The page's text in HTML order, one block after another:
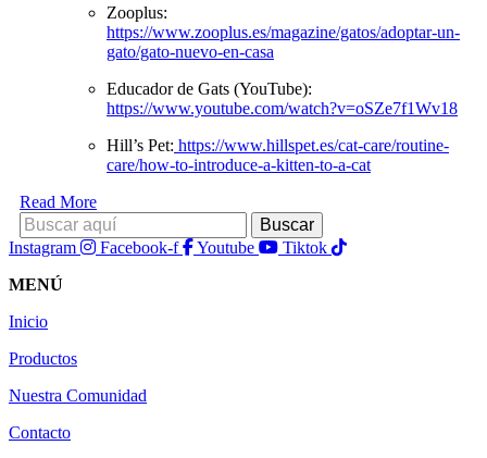
Zooplus:
https://www.zooplus.es/magazine/gatos/adoptar-un-
gato/gato-nuevo-en-casa
Educador de Gats (YouTube):
https://www.youtube.com/watch?v=oSZe7f1Wv18
Hill’s Pet: https://www.hillspet.es/cat-care/routine-
care/how-to-introduce-a-kitten-to-a-cat
Read More
Instagram Facebook-f Youtube
Tiktok
MENÚ
Inicio
Productos
Nuestra Comunidad
Contacto